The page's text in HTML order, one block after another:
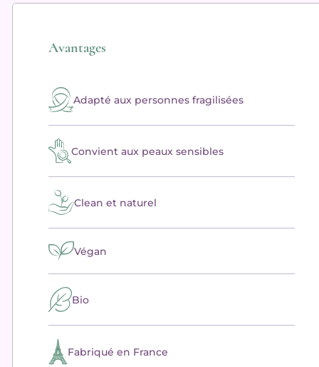
Avantages
Adapté aux personnes fragilisées
Convient aux peaux sensibles
Clean et naturel
Végan
Bio
Fabriqué en France